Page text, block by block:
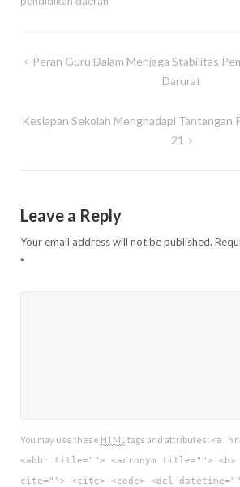
Post
Peran Guru Dalam Menjaga Stabilitas
Darurat
Kesiapan Sekolah Menghadapi Tantangan
21
Leave a Reply
Your email address will not be published.
*
You may use these HTML tags and attributes: <a
<abbr title=""> <acronym title=""> <b>
cite=""> <cite> <code> <del